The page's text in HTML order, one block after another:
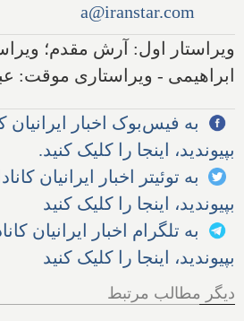
a@iranstar.com
ویراستار اول: آرش مقدم؛
ابراهیمی - ویراستاری موقت:
به فیس‌بوک اخبار ایرانیان
بپیوندید، اینجا را کلیک کنید.
به توئیتر اخبار ایرانیان
بپیوندید، اینجا را کلیک کنید
به تلگرام اخبار ایرانیان
بپیوندید، اینجا را کلیک کنید
دیگر مطالب مرتبط